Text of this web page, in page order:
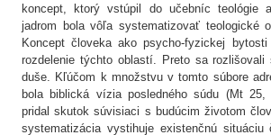
koncept, ktorý vstúpil do učebníc teológie
jadrom bola vôľa systematizovať teologické
Koncept človeka ako psycho-fyzickej
rozdelenie týchto oblastí. Preto sa
duše. Kľúčom k množstvu v tomto súbore
bola biblická vízia posledného súdu (Mt
pridal skutok súvisiaci s budúcim životom
systematizácia vystihuje existenčnú